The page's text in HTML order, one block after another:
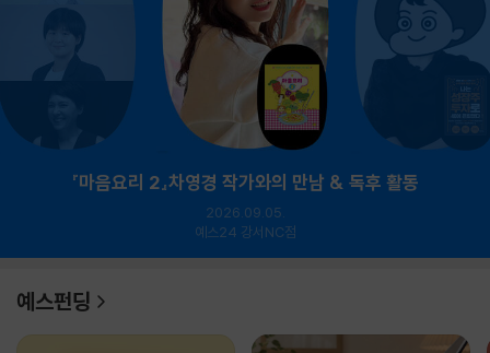
『마음요리 2』차영경 작가와의 만남 & 독후 활동
2026.09.05.
예스24 강서NC점
예스펀딩